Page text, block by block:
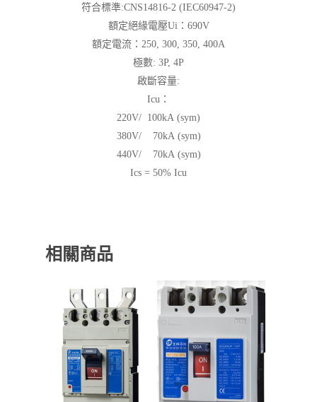
符合標準:CNS14816-2 (IEC60947-2)
額定絕緣電壓Ui：690V
額定電流：250, 300, 350, 400A
極數: 3P, 4P
啟斷容量:
Icu：
220V/ 100kA (sym)
380V/ 70kA (sym)
440V/ 70kA (sym)
Ics = 50% Icu
相關商品